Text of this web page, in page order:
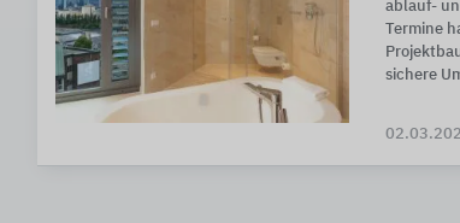
ablauf-
Termine
sichere